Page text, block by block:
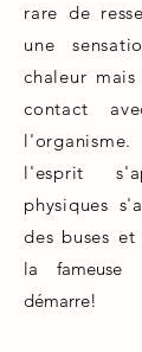
rare de
une
chaleur
contact
l'esprit
physiques
des buses et
la fameuse
démarre!